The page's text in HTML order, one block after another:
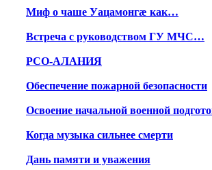
Миф о чаше Уацамонгæ как…
Встреча с руководством ГУ МЧС…
РСО-АЛАНИЯ
Обеспечение пожарной безопасности
Освоение начальной военной
Когда музыка сильнее смерти
Дань памяти и уважения